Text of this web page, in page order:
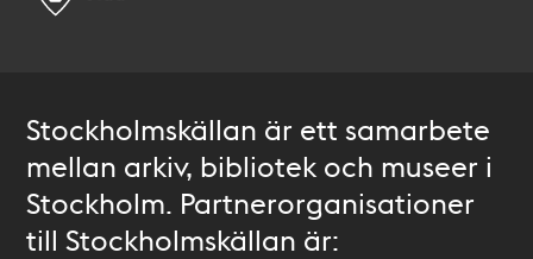
Stockholmskällan är ett samarbete
mellan arkiv, bibliotek och museer i
Stockholm. Partnerorganisationer
till Stockholmskällan är: